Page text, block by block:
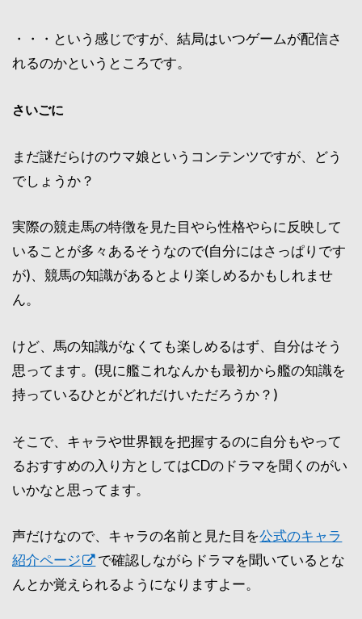
・・・という感じですが、結局はいつゲームが配信さ
れるのかというところです。
さいごに
まだ謎だらけのウマ娘というコンテンツですが、どう
でしょうか？
実際の競走馬の特徴を見た目やら性格やらに反映して
いることが多々あるそうなので(自分にはさっぱりです
が)、競馬の知識があるとより楽しめるかもしれませ
ん。
けど、馬の知識がなくても楽しめるはず、自分はそう
思ってます。(現に艦これなんかも最初から艦の知識を
持っているひとがどれだけいただろうか？)
そこで、キャラや世界観を把握するのに自分もやって
るおすすめの入り方としてはCDのドラマを聞くのがい
いかなと思ってます。
声だけなので、キャラの名前と見た目を公式のキャラ
紹介ページ
で確認しながらドラマを聞いているとな
んとか覚えられるようになりますよー。